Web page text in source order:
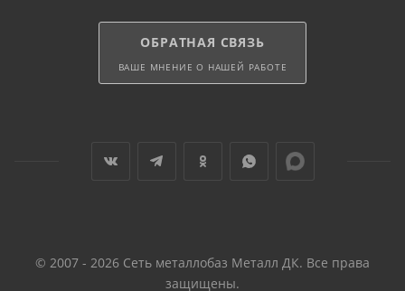
ОБРАТНАЯ СВЯЗЬ
ВАШЕ МНЕНИЕ О НАШЕЙ РАБОТЕ
© 2007 - 2026 Сеть металлобаз Металл ДК. Все права
защищены.